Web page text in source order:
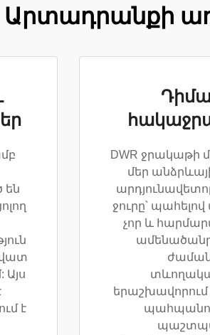
Արտադրանքի
են
վատ
Այս
է
DWR ջրակաթի
մեր
ջուրը՝
չոր և
երաշխավորում